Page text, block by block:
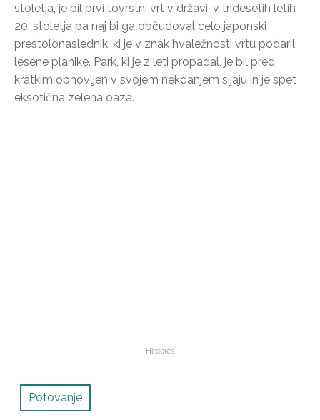
stoletja, je bil prvi tovrstni vrt v državi, v tridesetih letih
20. stoletja pa naj bi ga občudoval celo japonski
prestolonaslednik, ki je v znak hvaležnosti vrtu podaril
lesene planike. Park, ki je z leti propadal, je bil pred
kratkim obnovljen v svojem nekdanjem sijaju in je spet
eksotična zelena oaza.
Potovanje